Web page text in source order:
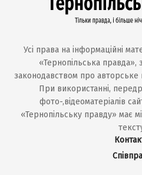
Усі права на інформаційні
«Тернопільська правда»,
законодавством про авторське
При використанні,
фото-,відеоматеріалів
«Тернопільську правду» має